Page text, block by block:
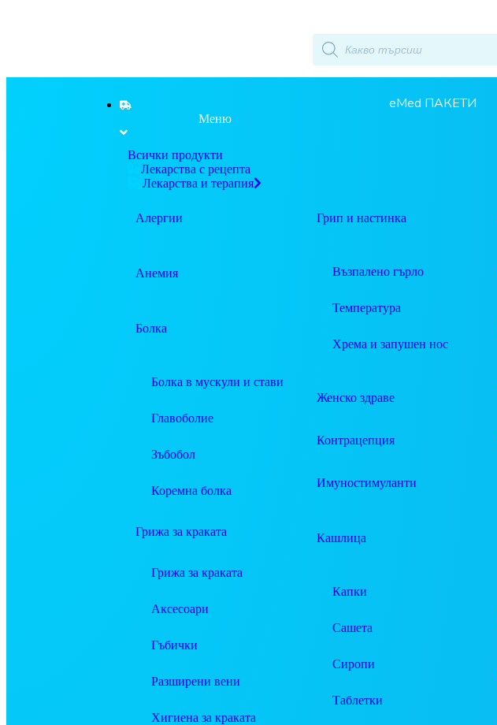
Меню
Всички продукти
Лекарства с рецепта
Лекарства и терапия
Алергии
Анемия
Болка
Болка в мускули и стави
Главоболие
Зъбобол
Коремна болка
Грижа за краката
Грижа за краката
Аксесоари
Гъбички
Разширени вени
Хигиена за краката
Грип и настинка
Възпалено гърло
Температура
Хрема и запушен нос
Женско здраве
Контрацепция
Имуностимуланти
Кашлица
Капки
Сашета
Сиропи
Таблетки
eMed ПАКЕТИ